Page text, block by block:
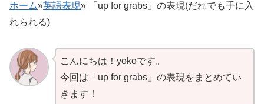
ホーム»英語表現» 「up for grabs」の表現(だれでも手に入
れられる)
こんにちは！yokoです。
今回は「up for grabs」の表現をまとめてい
きます！